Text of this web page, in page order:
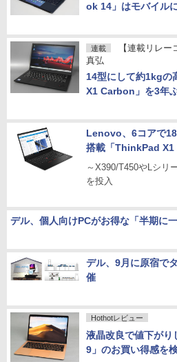
ok 14」はモバイル
連載 【連載リレ
真弘
14型にして約1kgの
X1 Carbon」を3年
Lenovo、6コアで
搭載「ThinkPad X1
～X390/T450やLシリ
を投入
デル、個人向けPCがお得な「半期に
デル、9月に原宿で
催
Hothotレビュー
液晶改良で値下が
9」のお買い得感を